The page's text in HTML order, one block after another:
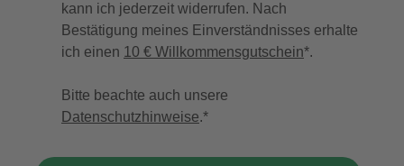
kann ich jederzeit widerrufen. Nach
Bestätigung meines Einverständnisses erhalte
ich einen 10 € Willkommensgutschein*.
Bitte beachte auch unsere
Datenschutzhinweise.